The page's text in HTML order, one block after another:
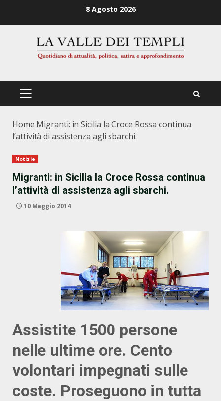
8 Agosto 2026
PRIMÄRES
Home Migranti: in Sicilia la Croce Rossa continua
l’attività di assistenza agli sbarchi.
Notizie
Migranti: in Sicilia la Croce Rossa continua
l’attività di assistenza agli sbarchi.
10 Maggio 2014
Assistite 1500 persone
nelle ultime ore. Cento
volontari impegnati sulle
coste. Proseguono in tutta